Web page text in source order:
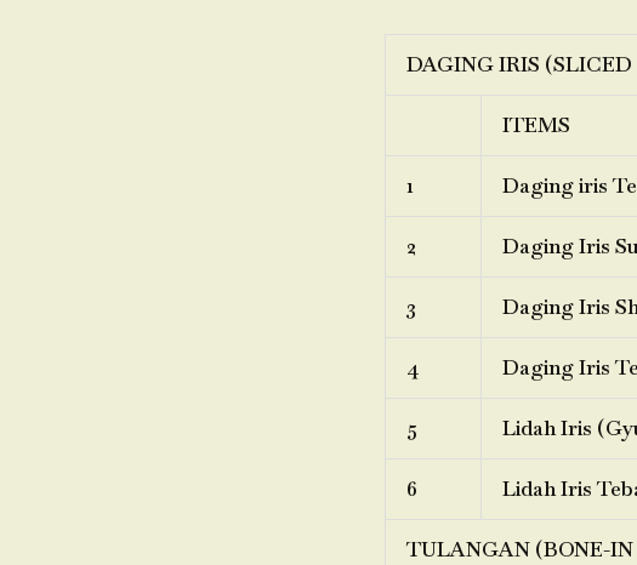
DAGING IRIS (SLICED
ITEMS
1 Daging iris
2 Daging Iris
3 Daging Iris
4 Daging Iris
5 Lidah Iris
6 Lidah Iris
TULANGAN (BONE-IN